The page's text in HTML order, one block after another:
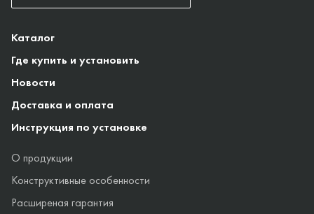
Каталог
Где купить и установить
Новости
Доставка и оплата
Инструкция по установке
О продукции
Конструктивные особенности
Расширеная гарантия